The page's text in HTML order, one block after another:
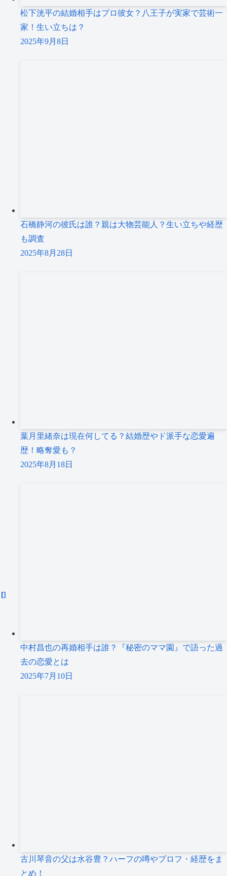
松下洸平の結婚相手はプロ彼女？八王子が実家で芸術一
家！生い立ちは？
2025年9月8日
石橋静河の彼氏は誰？親は大物芸能人？生い立ちや経歴
も調査
2025年8月28日
葉月里緒奈は現在何してる？結婚歴やド派手な恋愛遍
歴！略奪愛も？
2025年8月18日
中村昌也の再婚相手は誰？『秘密のママ園』で語った過
去の恋愛とは
2025年7月10日
古川琴音の父は水谷豊？ハーフの噂やプロフ・経歴をま
とめ！